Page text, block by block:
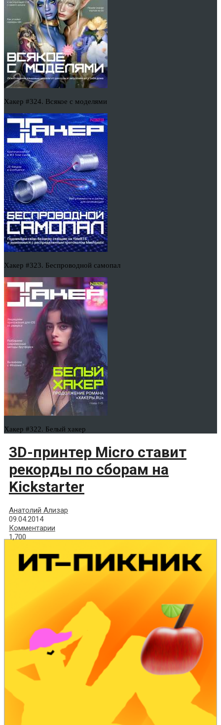
Хакер #324. Всякое с моделями
Хакер #323. Беспроводной самопал
Хакер #322. Белый хакер
3D-принтер Micro ставит
рекорды по сборам на
Kickstarter
Анатолий Ализар
09.04.2014
Комментарии
1,700